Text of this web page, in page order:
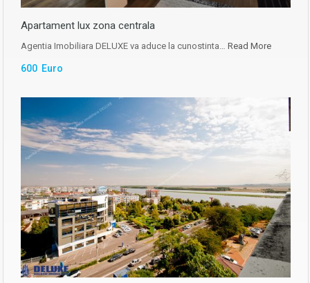
Apartament lux zona centrala
Agentia Imobiliara DELUXE va aduce la cunostinta… Read More
600 Euro